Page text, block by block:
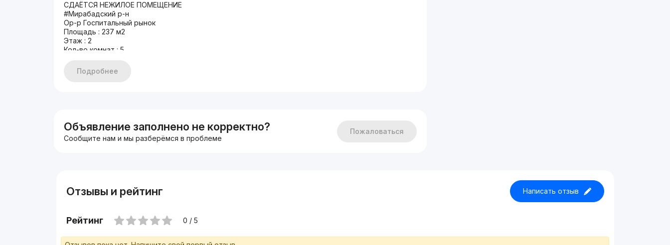
СДАЁТСЯ НЕЖИЛОЕ ПОМЕЩЕНИЕ
#Мирабадский р-н
Ор-р Госпитальный рынок
Площадь : 237 м2
Этаж : 2
Кол-во комнат : 5
Дополнительно : паркинг
Первая линия
Подробнее
Объявление заполнено не корректно?
Сообщите нам и мы разберёмся в проблеме
Пожаловаться
Отзывы и рейтинг Написать отзыв
Рейтинг 0 / 5